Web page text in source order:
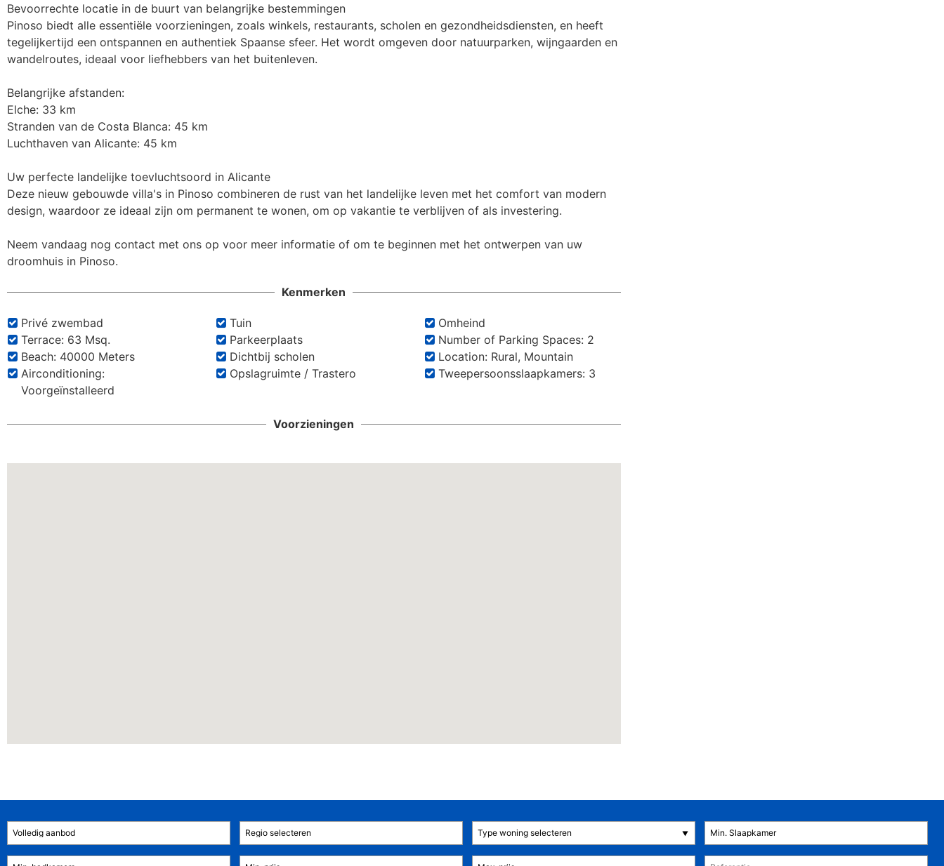
Bevoorrechte locatie in de buurt van belangrijke bestemmingen
Pinoso biedt alle essentiële voorzieningen, zoals winkels, restaurants, scholen en gezondheidsdiensten, en heeft
tegelijkertijd een ontspannen en authentiek Spaanse sfeer. Het wordt omgeven door natuurparken, wijngaarden en
wandelroutes, ideaal voor liefhebbers van het buitenleven.
Belangrijke afstanden:
Elche: 33 km
Stranden van de Costa Blanca: 45 km
Luchthaven van Alicante: 45 km
Uw perfecte landelijke toevluchtsoord in Alicante
Deze nieuw gebouwde villa's in Pinoso combineren de rust van het landelijke leven met het comfort van modern
design, waardoor ze ideaal zijn om permanent te wonen, om op vakantie te verblijven of als investering.
Neem vandaag nog contact met ons op voor meer informatie of om te beginnen met het ontwerpen van uw
droomhuis in Pinoso.
Kenmerken
Privé zwembad Tuin
Omheind
Terrace: 63 Msq.
Parkeerplaats
Number of Parking Spaces: 2
Beach: 40000 Meters
Dichtbij scholen
Location: Rural, Mountain
Airconditioning:
Voorgeïnstalleerd
Opslagruimte / Trastero Tweepersoonsslaapkamers: 3
Voorzieningen
Type woning selecteren